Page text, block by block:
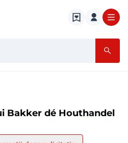
Bakker dé Houthandel